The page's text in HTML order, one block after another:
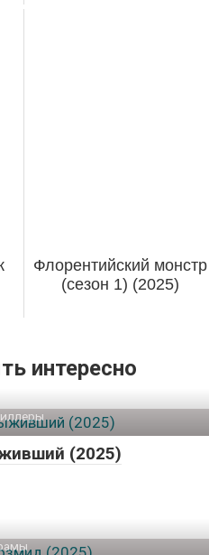
Флорентийский монстр
(сезон 1) (2025)
интересно
(2025)